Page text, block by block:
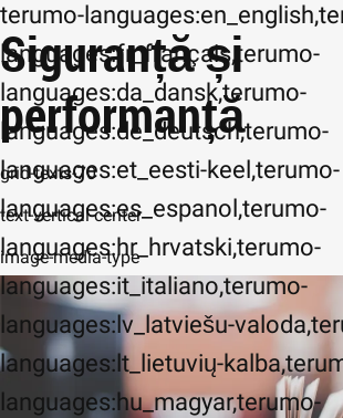
terumo-
languages:fr_français,terumo-
languages:da_dansk,terumo-
languages:de_deutsch,terumo-
languages:et_eesti-keel,terumo-
languages:es_espanol,terumo-
languages:hr_hrvatski,terumo-
languages:it_italiano,terumo-
languages:lv_latviešu-
languages:lt_lietuvių-
languages:hu_magyar,terumo-
Siguranță și
performanță
grid-texts-70
text-vertical-center
image-media-type